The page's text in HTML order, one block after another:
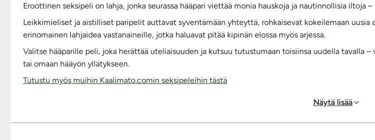
Eroottinen seksipeli on lahja, jonka seurassa hääpari viettää monia hauskoja ja nautinnollisia iltoja
Leikkimieliset ja aistilliset paripelit auttavat syventämään yhteyttä, rohkaisevat kokeilemaan
erinomainen lahjaidea vastanaineille, jotka haluavat pitää kipinän elossa myös arjessa.
Valitse hääparille peli, joka herättää uteliaisuuden ja kutsuu tutustumaan toisiinsa uudella tavalla
tai omaan hääyön yllätykseen.
Tutustu myös muihin Kaalimato.comin seksipeleihin tästä
Näytä lisää